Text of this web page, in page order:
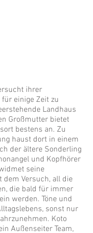
ihrer
einige Zeit zu
Landhaus
Großmutter bietet
bestens an. Zu
haust dort in einem
der ältere Sonderling
und Kopfhörer
seine
dem Versuch, all die
die bald für immer
werden. Töne und
sonst nur
Koto
Außenseiter Team,